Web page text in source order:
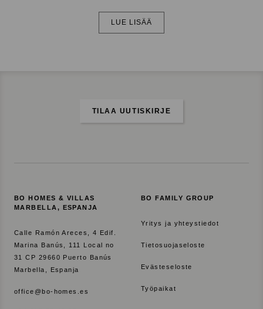
E
s
a
s
LUE LISÄÄ
BO HOMES & VILLAS
MARBELLA, ESPANJA
Calle Ramón Areces, 4 Edif.
Marina Banús, 111 Local no
31 CP 29660 Puerto Banús
Marbella, Espanja
office@bo-homes.es
BO FAMILY GROUP
Yritys ja yhteystiedot
Tietosuojaseloste
Evästeseloste
Työpaikat
TILAA UUTISKIRJE